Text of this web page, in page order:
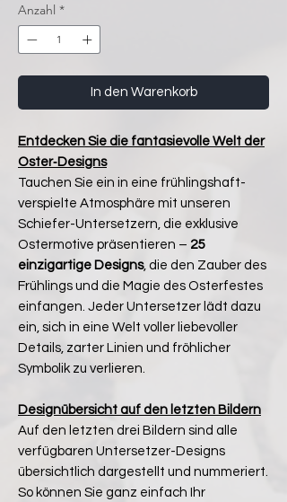
Anzahl *
In den Warenkorb
Entdecken Sie die fantasievolle Welt der
Oster‑Designs
Tauchen Sie ein in eine frühlingshaft-
verspielte Atmosphäre mit unseren
Schiefer-Untersetzern, die exklusive
Ostermotive präsentieren – 25
einzigartige Designs, die den Zauber des
Frühlings und die Magie des Osterfestes
einfangen. Jeder Untersetzer lädt dazu
ein, sich in eine Welt voller liebevoller
Details, zarter Linien und fröhlicher
Symbolik zu verlieren.
Designübersicht auf den letzten Bildern
Auf den letzten drei Bildern sind alle
verfügbaren Untersetzer-Designs
übersichtlich dargestellt und nummeriert.
So können Sie ganz einfach Ihr